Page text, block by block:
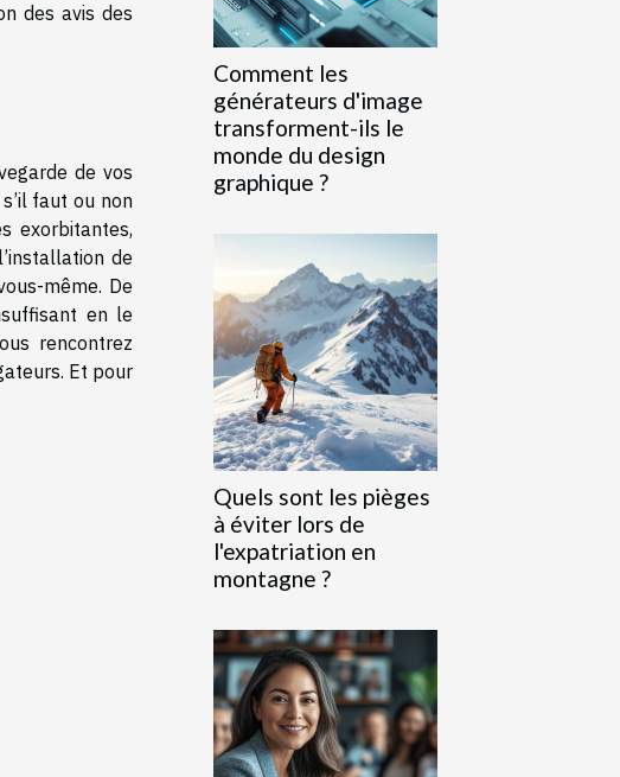
des avis des
de vos
faut ou non
exorbitantes,
de
même. De
en le
rencontrez
Et pour
Comment les
générateurs d'image
transforment-ils le
monde du design
graphique ?
Quels sont les pièges
à éviter lors de
l'expatriation en
montagne ?